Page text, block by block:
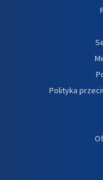
Polityka